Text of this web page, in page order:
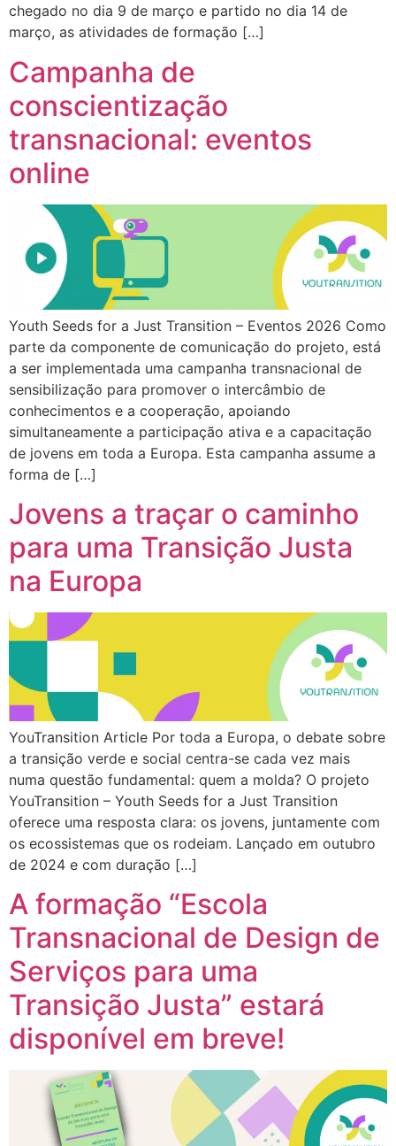
chegado no dia 9 de março e partido no dia 14 de
março, as atividades de formação […]
Campanha de
conscientização
transnacional: eventos
online
Youth Seeds for a Just Transition – Eventos 2026 Como
parte da componente de comunicação do projeto, está
a ser implementada uma campanha transnacional de
sensibilização para promover o intercâmbio de
conhecimentos e a cooperação, apoiando
simultaneamente a participação ativa e a capacitação
de jovens em toda a Europa. Esta campanha assume a
forma de […]
Jovens a traçar o caminho
para uma Transição Justa
na Europa
YouTransition Article Por toda a Europa, o debate sobre
a transição verde e social centra-se cada vez mais
numa questão fundamental: quem a molda? O projeto
YouTransition – Youth Seeds for a Just Transition
oferece uma resposta clara: os jovens, juntamente com
os ecossistemas que os rodeiam. Lançado em outubro
de 2024 e com duração […]
A formação “Escola
Transnacional de Design de
Serviços para uma
Transição Justa” estará
disponível em breve!